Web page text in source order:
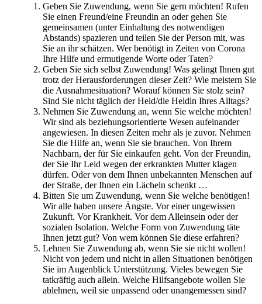
Geben Sie Zuwendung, wenn Sie gern möchten! Rufen
Sie einen Freund/eine Freundin an oder gehen Sie
gemeinsamen (unter Einhaltung des notwendigen
Abstands) spazieren und teilen Sie der Person mit, was
Sie an ihr schätzen. Wer benötigt in Zeiten von Corona
Ihre Hilfe und ermutigende Worte oder Taten?
Geben Sie sich selbst Zuwendung! Was gelingt Ihnen gut
trotz der Herausforderungen dieser Zeit? Wie meistern Sie
die Ausnahmesituation? Worauf können Sie stolz sein?
Sind Sie nicht täglich der Held/die Heldin Ihres Alltags?
Nehmen Sie Zuwendung an, wenn Sie welche möchten!
Wir sind als beziehungsorientierte Wesen aufeinander
angewiesen. In diesen Zeiten mehr als je zuvor. Nehmen
Sie die Hilfe an, wenn Sie sie brauchen. Von Ihrem
Nachbarn, der für Sie einkaufen geht. Von der Freundin,
der Sie Ihr Leid wegen der erkrankten Mutter klagen
dürfen. Oder von dem Ihnen unbekannten Menschen auf
der Straße, der Ihnen ein Lächeln schenkt …
Bitten Sie um Zuwendung, wenn Sie welche benötigen!
Wir alle haben unsere Ängste. Vor einer ungewissen
Zukunft. Vor Krankheit. Vor dem Alleinsein oder der
sozialen Isolation. Welche Form von Zuwendung täte
Ihnen jetzt gut? Von wem können Sie diese erfahren?
Lehnen Sie Zuwendung ab, wenn Sie sie nicht wollen!
Nicht von jedem und nicht in allen Situationen benötigen
Sie im Augenblick Unterstützung. Vieles bewegen Sie
tatkräftig auch allein. Welche Hilfsangebote wollen Sie
ablehnen, weil sie unpassend oder unangemessen sind?